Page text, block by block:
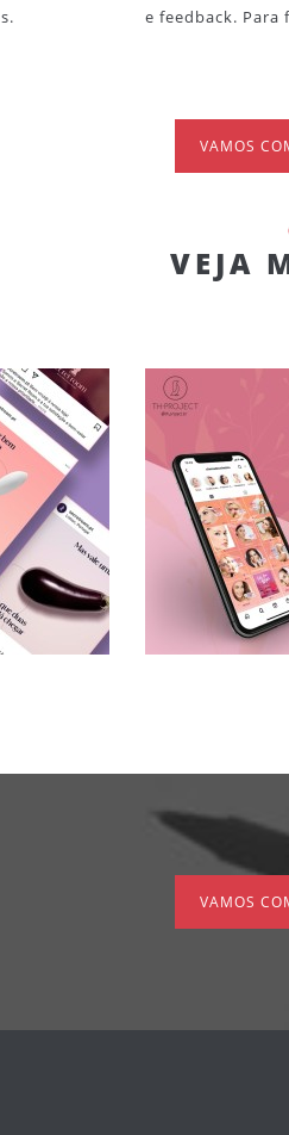
e feedback. Para
VAMOS
VEJA
POST DE
VAMOS